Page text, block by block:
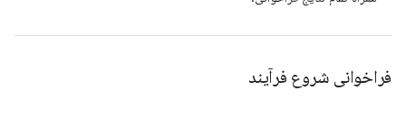
فراخوانی شروع فرآیند